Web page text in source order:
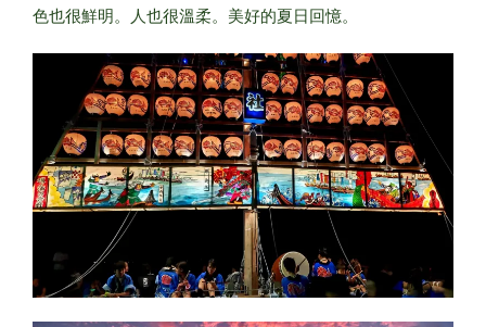
色也很鮮明。人也很溫柔。美好的夏日回憶。